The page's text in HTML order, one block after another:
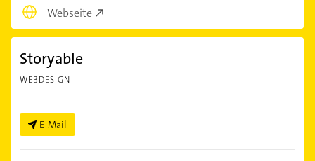
Webseite
Storyable
WEBDESIGN
E-Mail